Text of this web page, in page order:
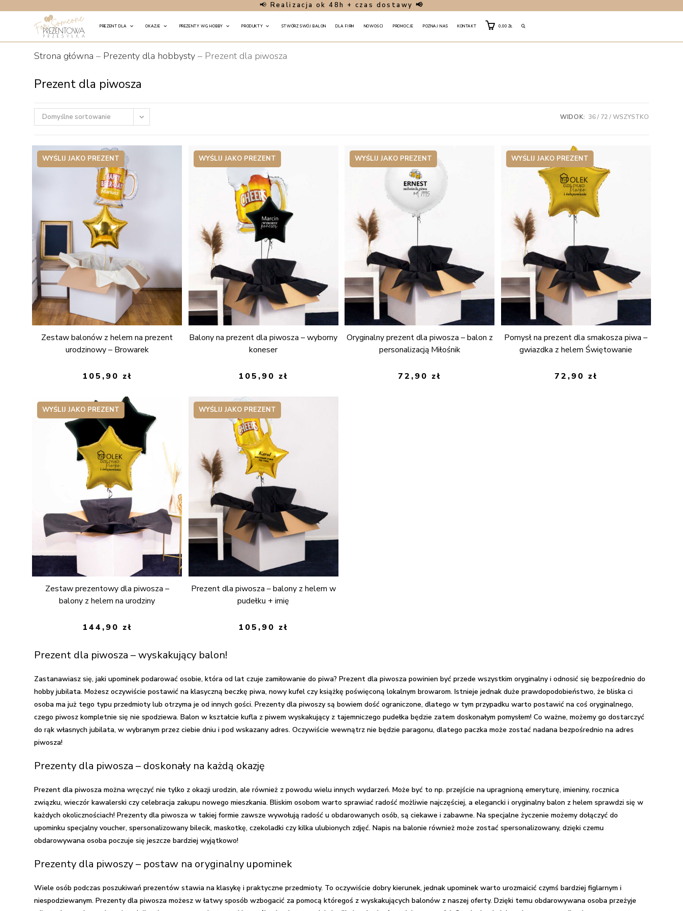
📢 Realizacja ok 48h + czas dostawy 📢
PREZENT DLA OKAZJE PREZENTY WG HOBBY PRODUKTY STWÓRZ SWÓJ BALON DLA FIRM NOWOŚCI PROMOCJE POZNAJ NAS KONTAKT 0,00ZŁ TOGGLE
Strona główna – Prezenty dla hobbysty – Prezent dla piwosza
Prezent dla piwosza
Domyślne sortowanie WIDOK: 36 72 WSZYSTKO
WYŚLIJ JAKO PREZENT
Zestaw balonów z helem na prezent
urodzinowy – Browarek
105,90 zł
WYŚLIJ JAKO PREZENT
Balony na prezent dla piwosza – wyborny
koneser
105,90 zł
WYŚLIJ JAKO PREZENT
Oryginalny prezent dla piwosza – balon z
personalizacją Miłośnik
72,90 zł
WYŚLIJ JAKO PREZENT
Pomysł na prezent dla smakosza piwa –
gwiazdka z helem Świętowanie
72,90 zł
WYŚLIJ JAKO PREZENT
Zestaw prezentowy dla piwosza –
balony z helem na urodziny
144,90 zł
WYŚLIJ JAKO PREZENT
Prezent dla piwosza – balony z helem w
pudełku + imię
105,90 zł
Prezent dla piwosza – wyskakujący balon!
Zastanawiasz się, jaki upominek podarować osobie, która od lat czuje zamiłowanie do piwa?Prezent dla piwosza powinien być przede wszystkim oryginalny i odnosić się bezpośrednio do
hobby jubilata. Możesz oczywiście postawić na klasyczną beczkę piwa, nowy kufel czy książkę poświęconą lokalnym browarom. Istnieje jednak duże prawdopodobieństwo, że bliska ci
osoba ma już tego typu przedmioty lub otrzyma je od innych gości.Prezenty dla piwoszysą bowiem dość ograniczone, dlatego w tym przypadku warto postawić na coś oryginalnego,
czego piwosz kompletnie się nie spodziewa. Balon w kształcie kufla z piwem wyskakujący z tajemniczego pudełka będzie zatem doskonałym pomysłem! Co ważne, możemy go dostarczyć
do rąk własnych jubilata, w wybranym przez ciebie dniu i pod wskazany adres. Oczywiście wewnątrz nie będzie paragonu, dlatego paczka może zostać nadana bezpośrednio na adres
piwosza!
Prezenty dla piwosza – doskonały na każdą okazję
Prezent dla piwosza można wręczyć nie tylko z okazji urodzin, ale również z powodu wielu innych wydarzeń. Może być to np. przejście na upragnioną emeryturę, imieniny, rocznica
związku, wieczór kawalerski czy celebracja zakupu nowego mieszkania. Bliskim osobom warto sprawiać radość możliwie najczęściej, a elegancki i oryginalny balon z helem sprawdzi się w
każdych okolicznościach!Prezenty dla piwosza w takiej formie zawsze wywołują radość u obdarowanych osób, są ciekawe i zabawne. Na specjalne życzenie możemy dołączyć do
upominku specjalny voucher, spersonalizowany bilecik, maskotkę, czekoladki czy kilka ulubionych zdjęć. Napis na balonie również może zostać spersonalizowany, dzięki czemu
obdarowywana osoba poczuje się jeszcze bardziej wyjątkowo!
Prezenty dla piwoszy – postaw na oryginalny upominek
Wiele osób podczas poszukiwań prezentów stawia na klasykę i praktyczne przedmioty. To oczywiście dobry kierunek, jednak upominek warto urozmaicić czymś bardziej figlarnym i
niespodziewanym.Prezenty dla piwoszamożesz w łatwy sposób wzbogacić za pomocą któregoś z wyskakujących balonów z naszej oferty. Dzięki temu obdarowywana osoba przeżyje